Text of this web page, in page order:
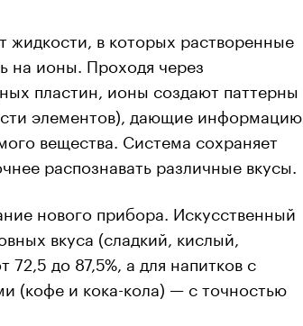
жидкости, в которых растворенные
на ионы. Проходя через
пластин, ионы создают паттерны
элементов), дающие информацию
вещества. Система сохраняет
распознавать различные вкусы.
нового прибора. Искусственный
вкуса (сладкий, кислый,
до 87,5%, а для напитков с
(кофе и кока-кола) — с точностью